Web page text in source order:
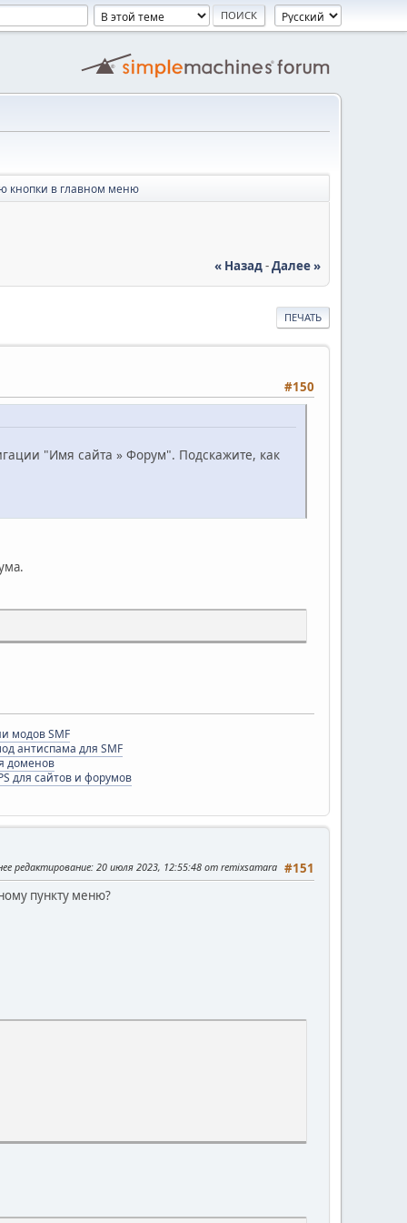
кнопки в главном меню
« Назад-Далее »
ПЕЧАТЬ
#150
"Имя сайта » Форум". Подскажите, как
модов SMF
антиспама для SMF
доменов
для сайтов и форумов
#151
редактирование: 20 июля 2023, 12:55:48 от remixsamara
пункту меню?